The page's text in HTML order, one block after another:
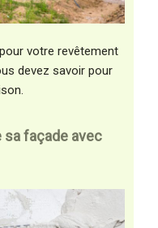
votre revêtement
devez savoir pour
façade avec